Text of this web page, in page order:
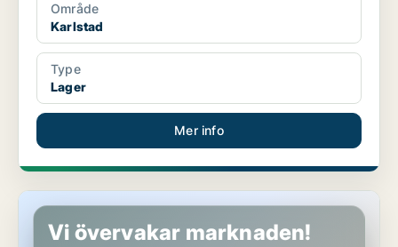
Område
Karlstad
Type
Lager
Mer info
Lager i Karlstad
Vi övervakar marknaden!